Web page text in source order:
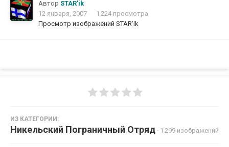
Автор STAR'ik
12 января, 2007
1 224 просмотра
Просмотр изображений STAR'ik
ИЗ КАТЕГОРИИ:
Никельский Пограничный Отряд · 1 299 изображений